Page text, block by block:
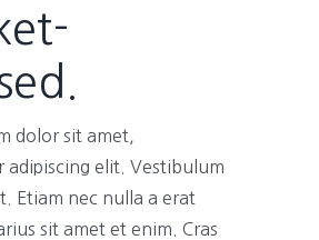
dolor sit amet,
adipiscing elit. Vestibulum
Etiam nec nulla a erat
sit amet et enim. Cras